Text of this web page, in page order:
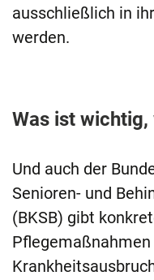
ausschließlich in
werden.
Was ist
Und auch der
Senioren- und
(BKSB) gibt